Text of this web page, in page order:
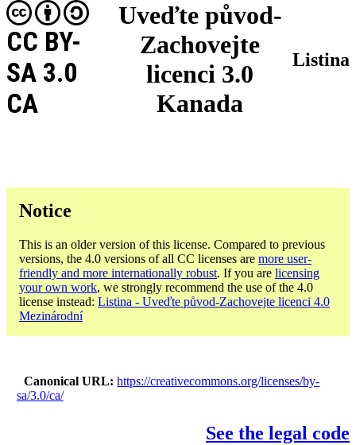
Uveďte původ-
Zachovejte
licenci 3.0
Kanada
CC BY-
SA 3.0
CA
Listina
Notice
This is an older version of this license. Compared to previous
versions, the 4.0 versions of all CC licenses are more user-
friendly and more internationally robust. If you are licensing
your own work, we strongly recommend the use of the 4.0
license instead: Listina - Uveďte původ-Zachovejte licenci 4.0
Mezinárodní
Canonical URL
https://creativecommons.org/licenses/by-
sa/3.0/ca/
See the legal code